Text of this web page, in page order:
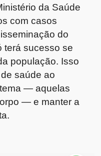
da Saúde
com casos
do
terá sucesso se
população. Isso
saúde ao
— aquelas
— e manter a